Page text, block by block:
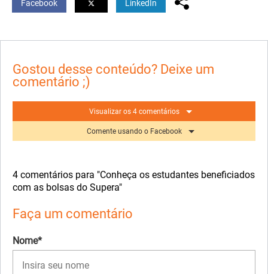
Facebook LinkedIn
Gostou desse conteúdo? Deixe um
comentário ;)
Visualizar os 4 comentários
Comente usando o Facebook
4 comentários para "Conheça os estudantes beneficiados
com as bolsas do Supera"
Faça um comentário
Nome*